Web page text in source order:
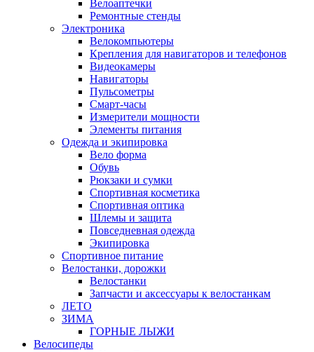
Велоаптечки
Ремонтные стенды
Электроника
Велокомпьютеры
Крепления для навигаторов и телефонов
Видеокамеры
Навигаторы
Пульсометры
Смарт-часы
Измерители мощности
Элементы питания
Одежда и экипировка
Вело форма
Обувь
Рюкзаки и сумки
Спортивная косметика
Спортивная оптика
Шлемы и защита
Повседневная одежда
Экипировка
Спортивное питание
Велостанки, дорожки
Велостанки
Запчасти и аксессуары к велостанкам
ЛЕТО
ЗИМА
ГОРНЫЕ ЛЫЖИ
Велосипеды